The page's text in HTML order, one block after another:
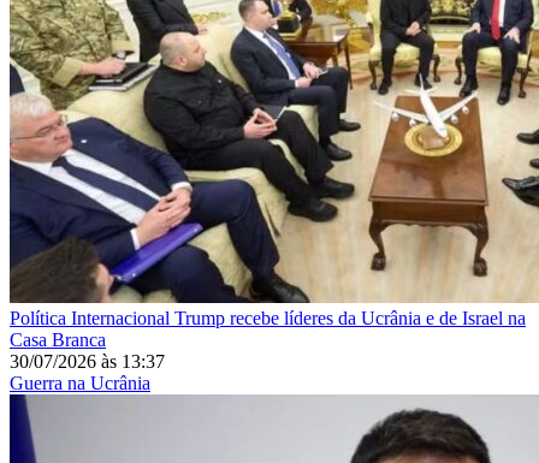
Política Internacional Trump recebe líderes da Ucrânia e de Israel na
Casa Branca
30/07/2026 às 13:37
Guerra na Ucrânia